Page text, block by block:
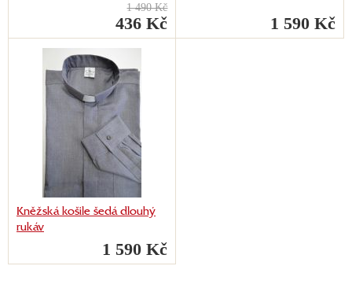
1 490 Kč
436 Kč 1 590 Kč
Kněžská košile šedá dlouhý
rukáv
1 590 Kč